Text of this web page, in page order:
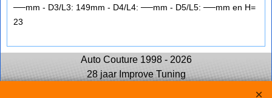
──mm - D3/L3: 149mm - D4/L4: ──mm - D5/L5: ──mm en H=
23
Auto Couture 1998 - 2026
28 jaar Improve Tuning